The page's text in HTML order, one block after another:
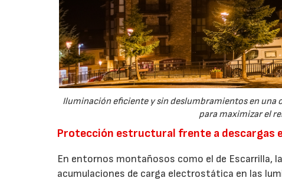
Iluminación eficiente y sin deslumbramientos en una
para maximizar el
Protección estructural frente a descargas
En entornos montañosos como el de Escarrilla,
acumulaciones de carga electrostática en las